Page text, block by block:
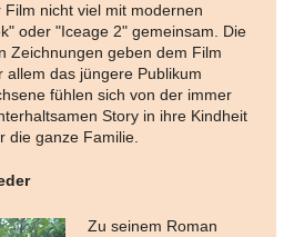
nicht viel mit modernen
oder "Iceage 2" gemeinsam. Die
Zeichnungen geben dem Film
das jüngere Publikum
fühlen sich von der immer
Story in ihre Kindheit
die ganze Familie.
Zu seinem Roman